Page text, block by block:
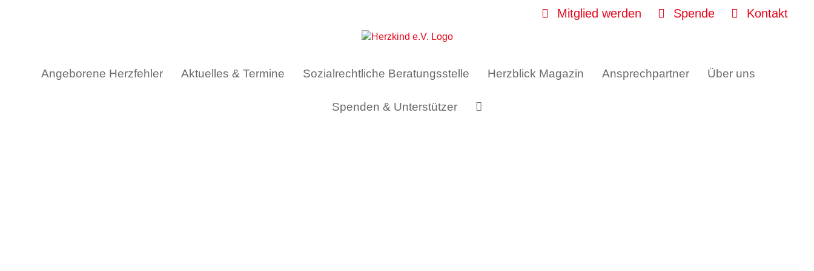
Mitglied werden Spende Kontakt
Angeborene Herzfehler Aktuelles & Termine Sozialrechtliche Beratungsstelle Herzblick Magazin Ansprechpartner Über uns
Spenden & Unterstützer